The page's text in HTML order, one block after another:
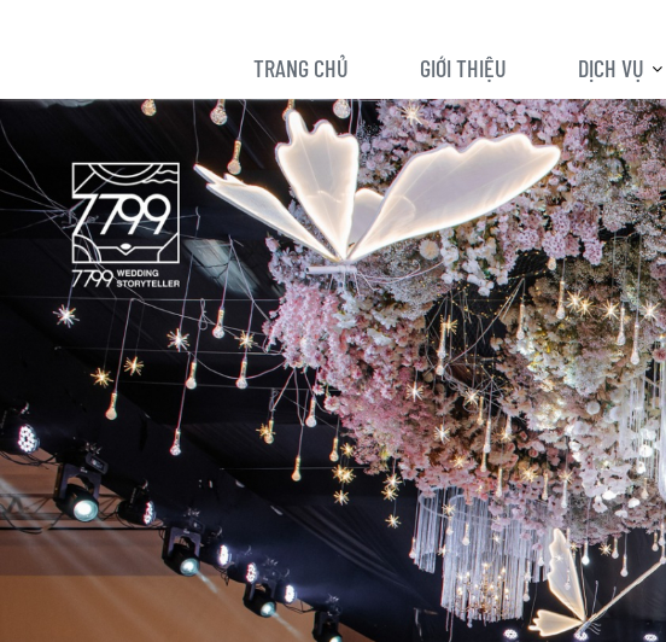
TRANG CHỦ GIỚI THIỆU DỊCH VỤ